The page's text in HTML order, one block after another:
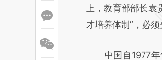
上，教育部部长
才培养体制”，必须
中国自1977年